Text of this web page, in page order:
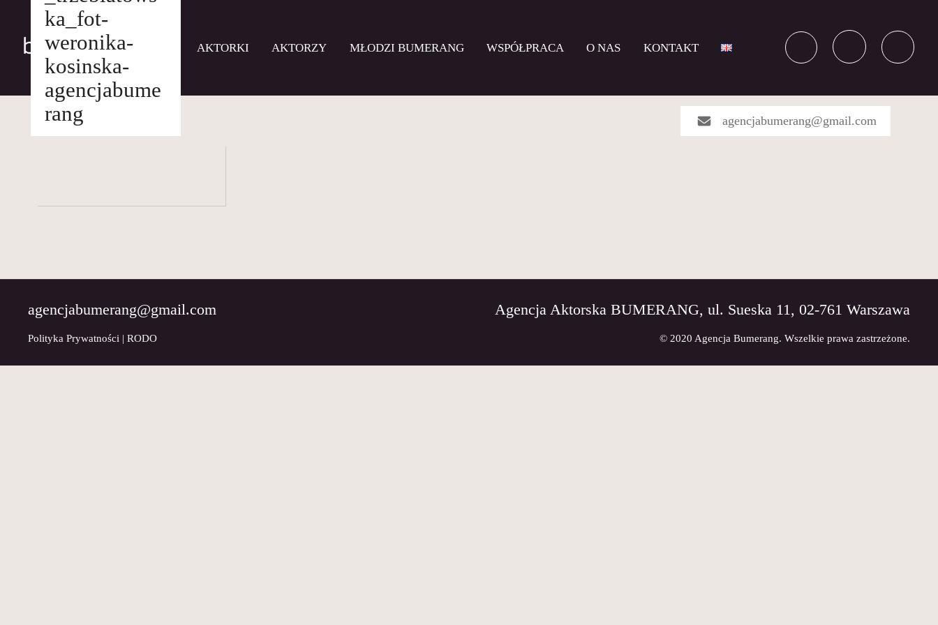
AKTORKI
NAS
KONTAKT
AKTORKI AKTORZY MŁODZI BUMERANG WSPÓŁPRACA O NAS KONTAKT
drukuj agencjabumerang@gmail.com
ka_fot-
weronika-
kosinska-
agencjabume
rang
agencjabumerang@gmail.com Agencja Aktorska BUMERANG, ul. Sueska 11, 02-761 Warszawa
Polityka Prywatności |RODO © 2020 Agencja Bumerang. Wszelkie prawa zastrzeżone.